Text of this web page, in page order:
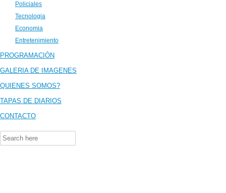
Policiales
Tecnologia
Economia
Entretenimiento
PROGRAMACIÓN
GALERIA DE IMAGENES
QUIENES SOMOS?
TAPAS DE DIARIOS
CONTACTO
Search
for: